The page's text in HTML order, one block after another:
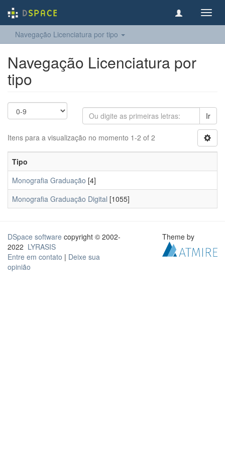
Navegação Licenciatura por tipo
Navegação Licenciatura por
tipo
Ir
Itens para a visualização no momento 1-2 of 2
Tipo
Monografia Graduação [4]
Monografia Graduação Digital [1055]
DSpace software copyright © 2002-
2022 LYRASIS
Entre em contato | Deixe sua
opinião
Theme by